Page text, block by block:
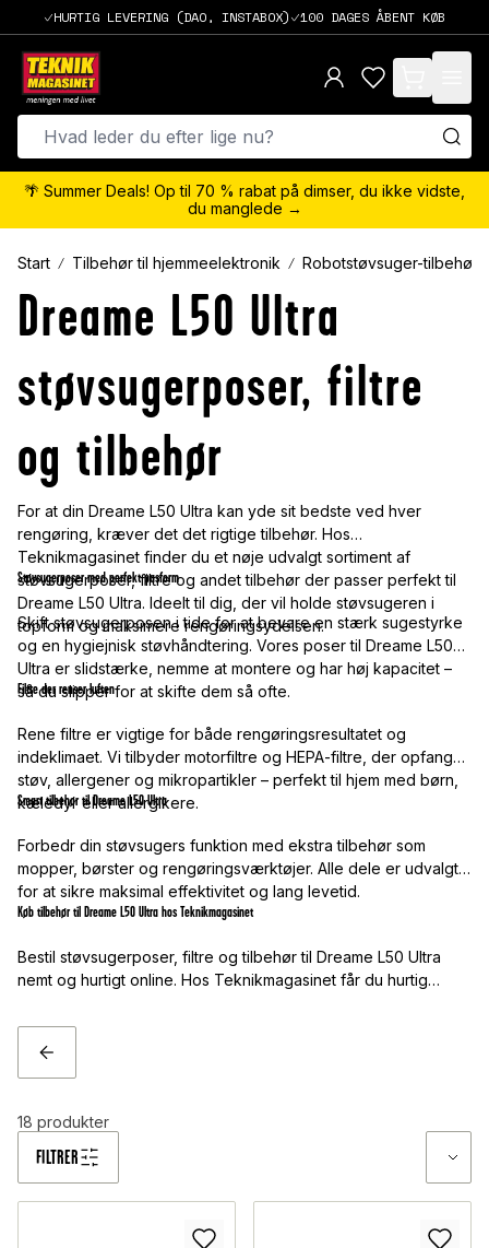
HURTIG LEVERING (DAO, INSTABOX) 100 DAGES ÅBENT KØB
items in cart,
🌴 Summer Deals! Op til 70 % rabat på dimser, du ikke vidste,
du manglede →
Start Tilbehør til hjemmeelektronik Robotstøvsuger-tilbehør
Dreame L50 Ultra
støvsugerposer, filtre
og tilbehør
For at din Dreame L50 Ultra kan yde sit bedste ved hver
rengøring, kræver det det rigtige tilbehør. Hos
Teknikmagasinet finder du et nøje udvalgt sortiment af
støvsugerposer, filtre og andet tilbehør der passer perfekt til
Dreame L50 Ultra. Ideelt til dig, der vil holde støvsugeren i
topform og maksimere rengøringsydelsen.
Støvsugerposer med perfekt pasform
Skift støvsugerposen i tide for at bevare en stærk sugestyrke
og en hygiejnisk støvhåndtering. Vores poser til Dreame L50
Ultra er slidstærke, nemme at montere og har høj kapacitet –
så du slipper for at skifte dem så ofte.
Filtre der renser luften
Rene filtre er vigtige for både rengøringsresultatet og
indeklimaet. Vi tilbyder motorfiltre og HEPA-filtre, der opfanger
støv, allergener og mikropartikler – perfekt til hjem med børn,
kæledyr eller allergikere.
Smart tilbehør til Dreame L50 Ultra
Forbedr din støvsugers funktion med ekstra tilbehør som
mopper, børster og rengøringsværktøjer. Alle dele er udvalgt
for at sikre maksimal effektivitet og lang levetid.
Køb tilbehør til Dreame L50 Ultra hos Teknikmagasinet
Bestil støvsugerposer, filtre og tilbehør til Dreame L50 Ultra
nemt og hurtigt online. Hos Teknikmagasinet får du hurtig
gode priser.
TILBAGE
FILTRER
18 produkter